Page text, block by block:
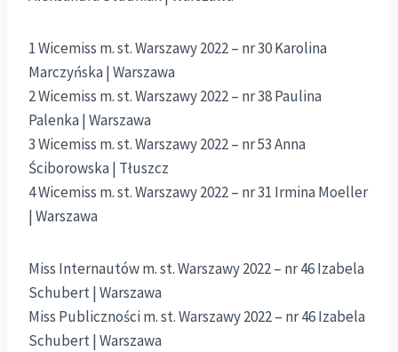
1 Wicemiss m. st. Warszawy 2022 – nr 30 Karolina
Marczyńska | Warszawa
2 Wicemiss m. st. Warszawy 2022 – nr 38 Paulina
Palenka | Warszawa
3 Wicemiss m. st. Warszawy 2022 – nr 53 Anna
Ściborowska | Tłuszcz
4 Wicemiss m. st. Warszawy 2022 – nr 31 Irmina Moeller
| Warszawa
Miss Internautów m. st. Warszawy 2022 – nr 46 Izabela
Schubert | Warszawa
Miss Publiczności m. st. Warszawy 2022 – nr 46 Izabela
Schubert | Warszawa